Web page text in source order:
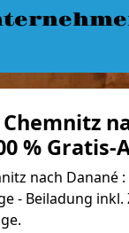
% Gratis-
nach Danané
- Beiladung